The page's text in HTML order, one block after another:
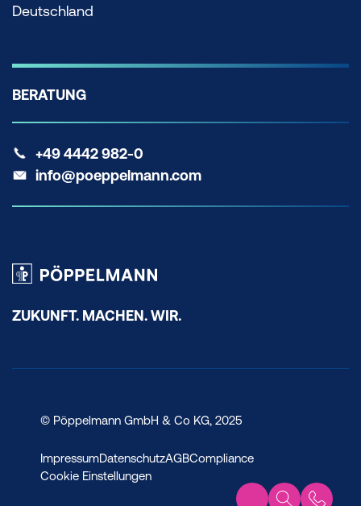
Deutschland
BERATUNG
+49 4442 982-0
info@poeppelmann.com
ZUKUNFT. MACHEN. WIR.
© Pöppelmann GmbH & Co KG, 2025
ImpressumDatenschutzAGBCompliance
Cookie Einstellungen